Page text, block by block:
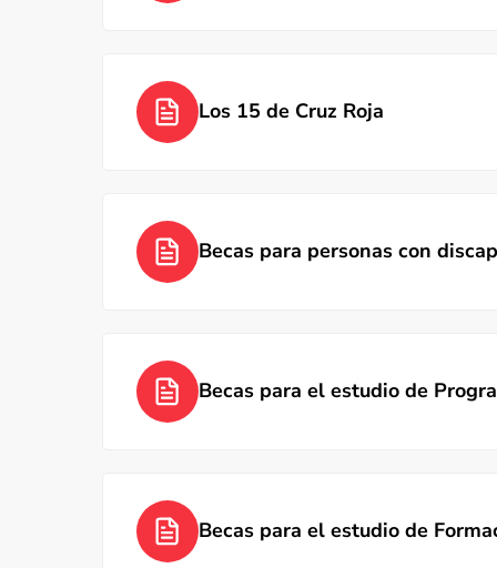
Los 15 de Cruz Roja
Becas para personas con
Becas para el estudio de
Becas para el estudio de